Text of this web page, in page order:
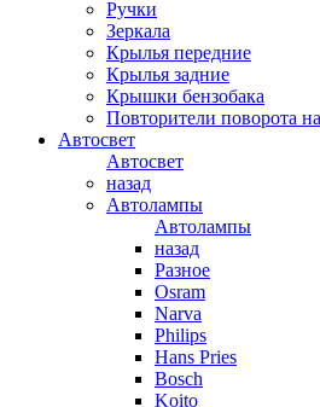
Ручки
Зеркала
Крылья передние
Крылья задние
Крышки бензобака
Повторители поворота
Автосвет
Автосвет
назад
Автолампы
Автолампы
назад
Разное
Osram
Narva
Philips
Hans Pries
Bosch
Koito